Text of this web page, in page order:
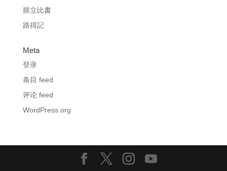
腓立比書
路得記
Meta
登录
条目 feed
评论 feed
WordPress.org